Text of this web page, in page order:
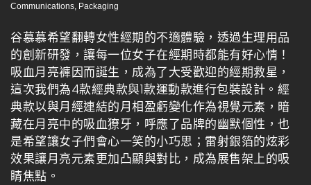
Communications, Packaging
谷慕慕希望翻轉女性經期的不適體驗，透過生理用品
的創新研發，讓每一位女子在經期時都能有好心情！
吸血月亮褲因而誕生，成為了大受歡迎的經期救星，
這次我們為4款經典款與1款運動款進行包裝設計。經
典款以與月經連結的月相盈虧變化作為視覺元素，暗
藏在月亮中的吸血獠牙，呼應了品牌的幽默個性，也
是希望讓女子們會心一笑的小巧思；雷射銀箔的炫彩
效果讓月亮元素更加凸顯與對比，成為展售架上的吸
睛焦點。